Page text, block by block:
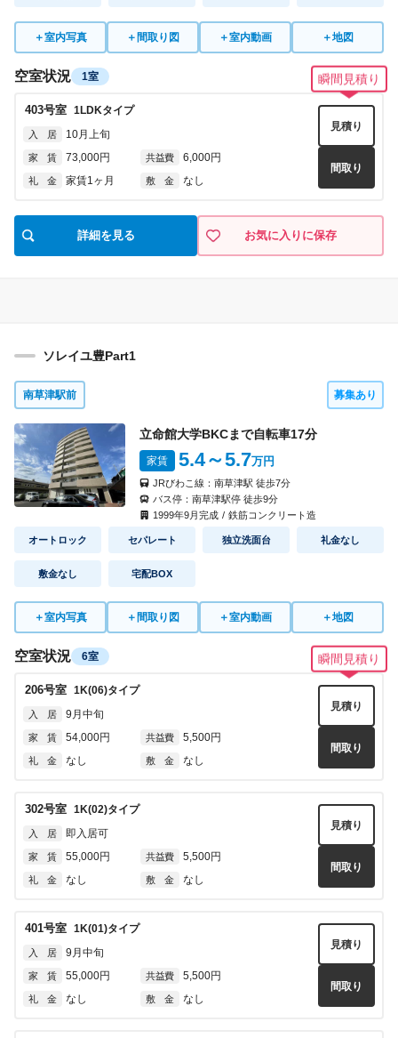
＋室内写真 ＋ 間取り図 ＋室内動画 ＋地図
空室状況 1室 瞬間見積り
403号室 1LDKタイプ
入 居 10月上旬
家 賃 73,000円 共益費 6,000円
礼 金 家賃1ヶ月 敷 金 なし
見積り
間取り
詳細を見る お気に入りに保存
ソレイユ豊Part1
南草津駅前 募集あり
立命館大学BKCまで自転車17分
家賃 5.4～5.7万円
JRびわこ線： 南草津駅 徒歩7分
バス停： 南草津駅停徒歩9分
1999年9月完成 / 鉄筋コンクリート造
オートロック セパレート 独立洗面台 礼金なし
敷金なし 宅配BOX
＋室内写真 ＋ 間取り図 ＋室内動画 ＋地図
空室状況 6室 瞬間見積り
206号室 1K(06)タイプ
入 居 9月中旬
家 賃 54,000円 共益費 5,500円
礼 金 なし 敷 金 なし
見積り
間取り
302号室 1K(02)タイプ
入 居 即入居可
家 賃 55,000円 共益費 5,500円
礼 金 なし 敷 金 なし
見積り
間取り
401号室 1K(01)タイプ
入 居 9月中旬
家 賃 55,000円 共益費 5,500円
礼 金 なし 敷 金 なし
見積り
間取り